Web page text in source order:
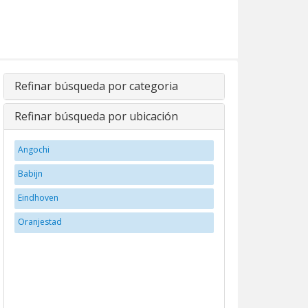
Refinar búsqueda por categoria
Refinar búsqueda por ubicación
Angochi
Babijn
Eindhoven
Oranjestad